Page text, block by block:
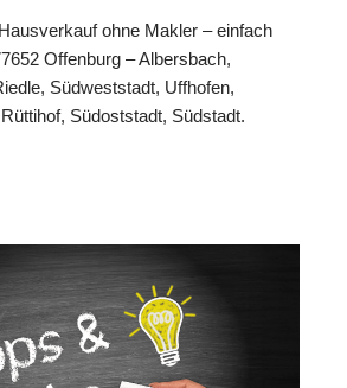
ohne Makler – einfach
Offenburg – Albersbach,
Südweststadt, Uffhofen,
Südoststadt, Südstadt.